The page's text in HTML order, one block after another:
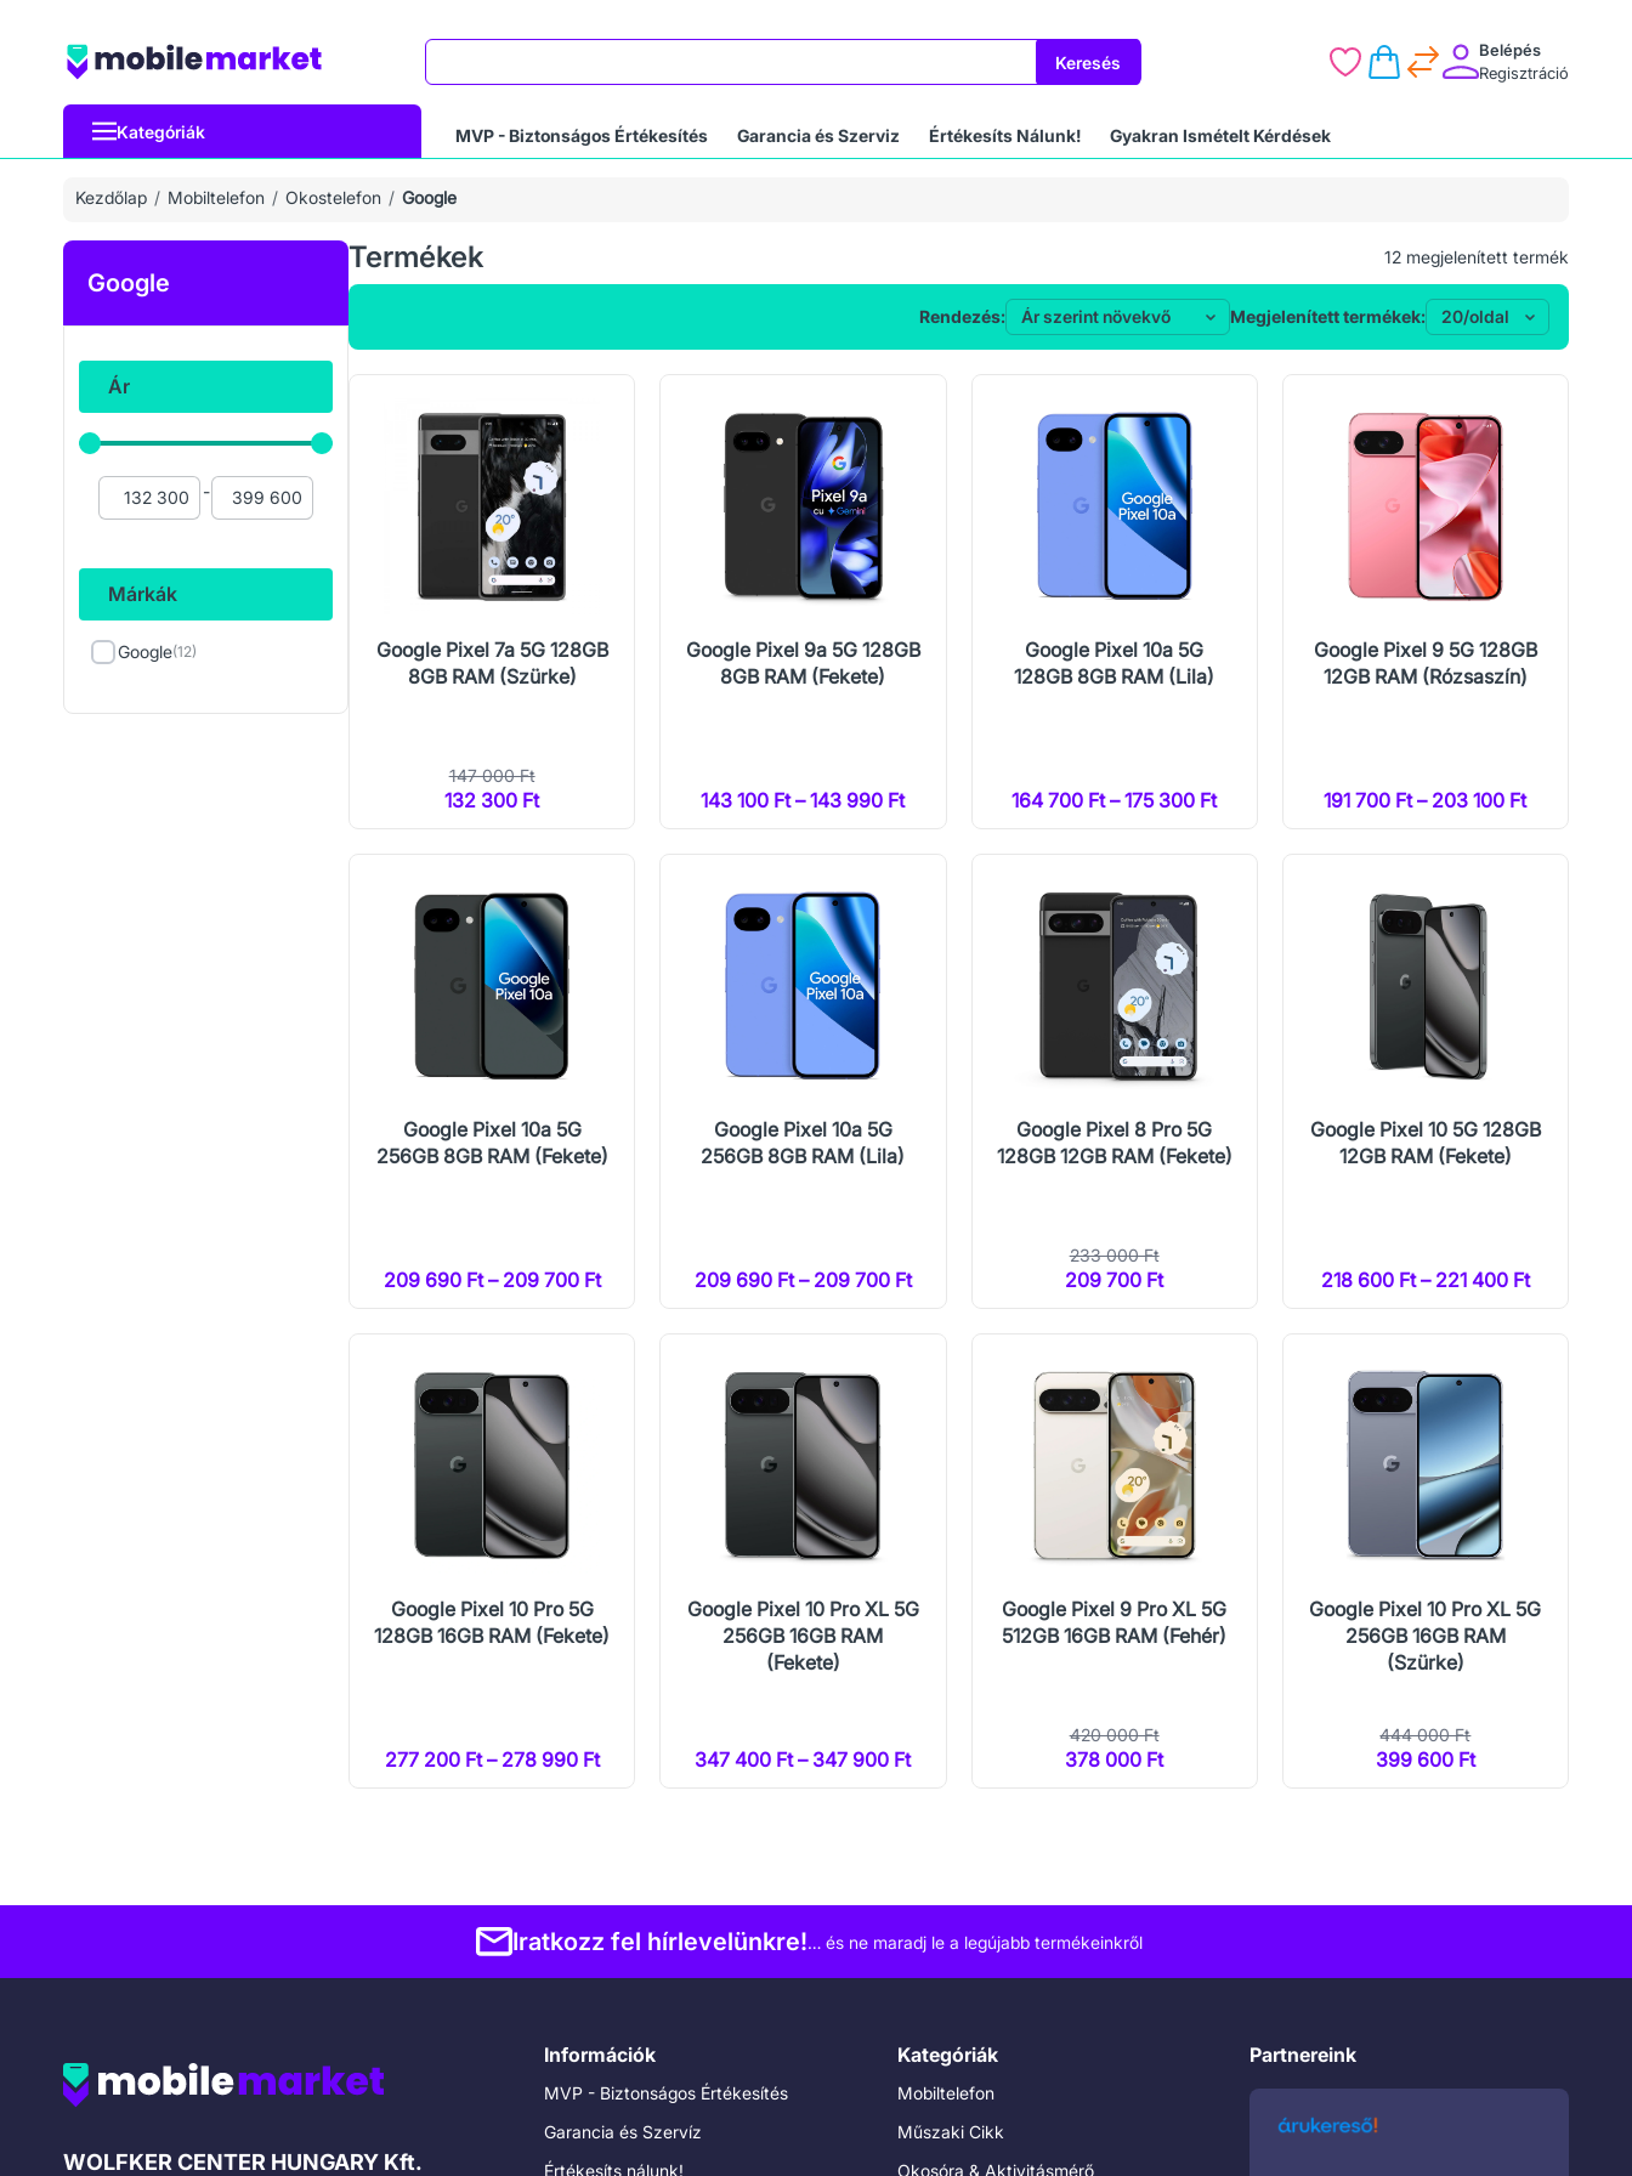
Keresés
Belépés
Regisztráció
Kategóriák MVP - Biztonságos Értékesítés Garancia és Szerviz Értékesíts Nálunk! Gyakran Ismételt Kérdések
Kezdőlap Mobiltelefon Okostelefon Google
Google
Ár
-
Márkák
Google(12)
Termékek 12 megjelenített termék
Rendezés: Megjelenített termékek:
Google Pixel 7a 5G 128GB
8GB RAM (Szürke)
147 000 Ft
132 300 Ft
Google Pixel 9a 5G 128GB
8GB RAM (Fekete)
143 100 Ft – 143 990 Ft
Google Pixel 10a 5G
128GB 8GB RAM (Lila)
164 700 Ft – 175 300 Ft
Google Pixel 9 5G 128GB
12GB RAM (Rózsaszín)
191 700 Ft – 203 100 Ft
Google Pixel 10a 5G
256GB 8GB RAM (Fekete)
209 690 Ft – 209 700 Ft
Google Pixel 10a 5G
256GB 8GB RAM (Lila)
209 690 Ft – 209 700 Ft
Google Pixel 8 Pro 5G
128GB 12GB RAM (Fekete)
233 000 Ft
209 700 Ft
Google Pixel 10 5G 128GB
12GB RAM (Fekete)
218 600 Ft – 221 400 Ft
Google Pixel 10 Pro 5G
128GB 16GB RAM (Fekete)
277 200 Ft – 278 990 Ft
Google Pixel 10 Pro XL 5G
256GB 16GB RAM
(Fekete)
347 400 Ft – 347 900 Ft
Google Pixel 9 Pro XL 5G
512GB 16GB RAM (Fehér)
420 000 Ft
378 000 Ft
Google Pixel 10 Pro XL 5G
256GB 16GB RAM
(Szürke)
444 000 Ft
399 600 Ft
Iratkozz fel hírlevelünkre!… és ne maradj le a legújabb termékeinkről
Cégadatok
WOLFKER CENTER HUNGARY Kft.
Információk
MVP - Biztonságos Értékesítés
Garancia és Szervíz
Értékesíts nálunk!
Kategóriák
Mobiltelefon
Műszaki Cikk
Okosóra & Aktivitásmérő
Partnereink